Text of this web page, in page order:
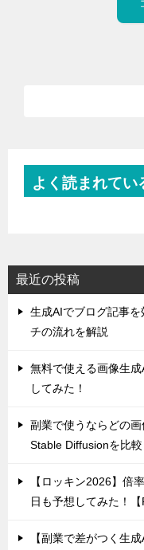
よく読まれてい
最近の投稿
生成AIでブログ記事
チの流れを解説
無料で使える画像生
してみた！
副業で使うならどの
Stable Diffusionを比較
【ロッキン2026】倍
日も予想してみた！【
【副業で差がつく生